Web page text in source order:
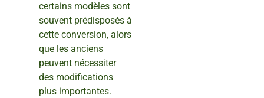
certains modèles sont
souvent prédisposés à
cette conversion, alors
que les anciens
peuvent nécessiter
des modifications
plus importantes.